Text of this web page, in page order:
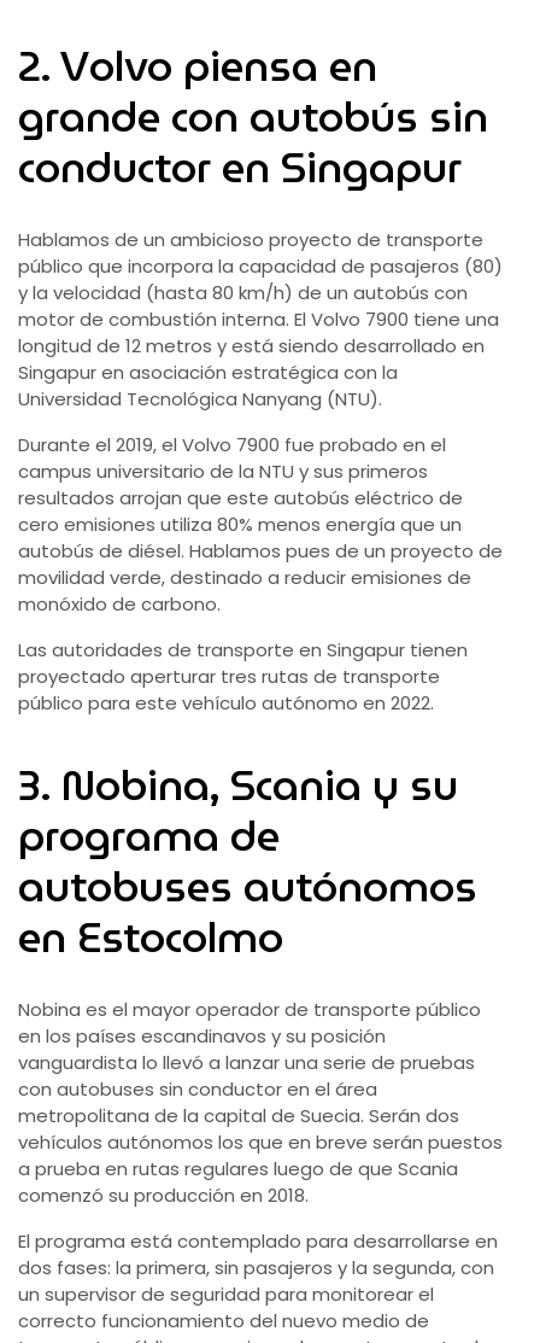
2. Volvo piensa en
grande con autobús sin
conductor en Singapur
Hablamos de un ambicioso proyecto de transporte
público que incorpora la capacidad de pasajeros (80)
y la velocidad (hasta 80 km/h) de un autobús con
motor de combustión interna. El Volvo 7900 tiene una
longitud de 12 metros y está siendo desarrollado en
Singapur en asociación estratégica con la
Universidad Tecnológica Nanyang (NTU).
Durante el 2019, el Volvo 7900 fue probado en el
campus universitario de la NTU y sus primeros
resultados arrojan que este autobús eléctrico de
cero emisiones utiliza 80% menos energía que un
autobús de diésel. Hablamos pues de un proyecto de
movilidad verde, destinado a reducir emisiones de
monóxido de carbono.
Las autoridades de transporte en Singapur tienen
proyectado aperturar tres rutas de transporte
público para este vehículo autónomo en 2022.
3. Nobina, Scania y su
programa de
autobuses autónomos
en Estocolmo
Nobina es el mayor operador de transporte público
en los países escandinavos y su posición
vanguardista lo llevó a lanzar una serie de pruebas
con autobuses sin conductor en el área
metropolitana de la capital de Suecia. Serán dos
vehículos autónomos los que en breve serán puestos
a prueba en rutas regulares luego de que Scania
comenzó su producción en 2018.
El programa está contemplado para desarrollarse en
dos fases: la primera, sin pasajeros y la segunda, con
un supervisor de seguridad para monitorear el
correcto funcionamiento del nuevo medio de